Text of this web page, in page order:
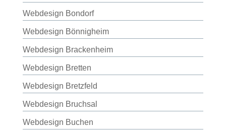
Webdesign Bondorf
Webdesign Bönnigheim
Webdesign Brackenheim
Webdesign Bretten
Webdesign Bretzfeld
Webdesign Bruchsal
Webdesign Buchen